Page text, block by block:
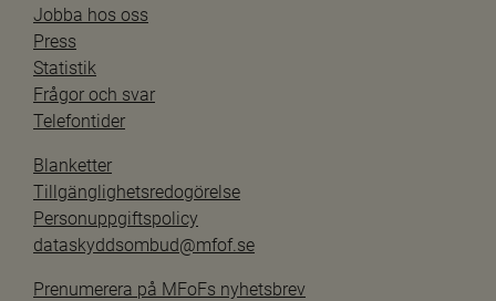
Jobba hos oss
Press
Statistik
Frågor och svar
Telefontider
Blanketter
Tillgänglighetsredogörelse
Personuppgiftspolicy
dataskyddsombud@mfof.se
Prenumerera på MFoFs nyhetsbrev